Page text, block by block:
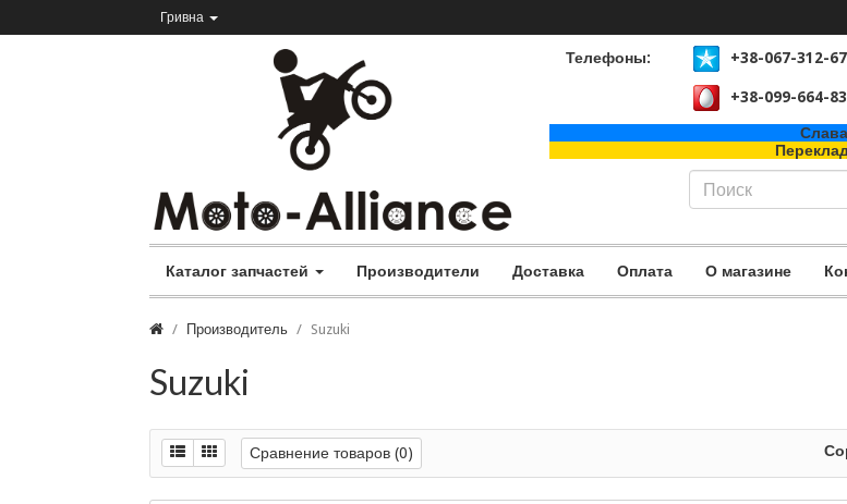
Гривна
Телефоны: +38-067-312-
+38-099-664-
Слава
Каталог запчастей Производители Доставка Оплата О магазине
Производитель Suzuki
Suzuki
Сравнение товаров (0)